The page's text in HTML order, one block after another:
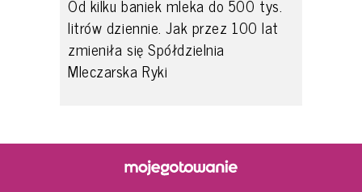
Od kilku baniek mleka do 500 tys.
litrów dziennie. Jak przez 100 lat
zmieniła się Spółdzielnia
Mleczarska Ryki